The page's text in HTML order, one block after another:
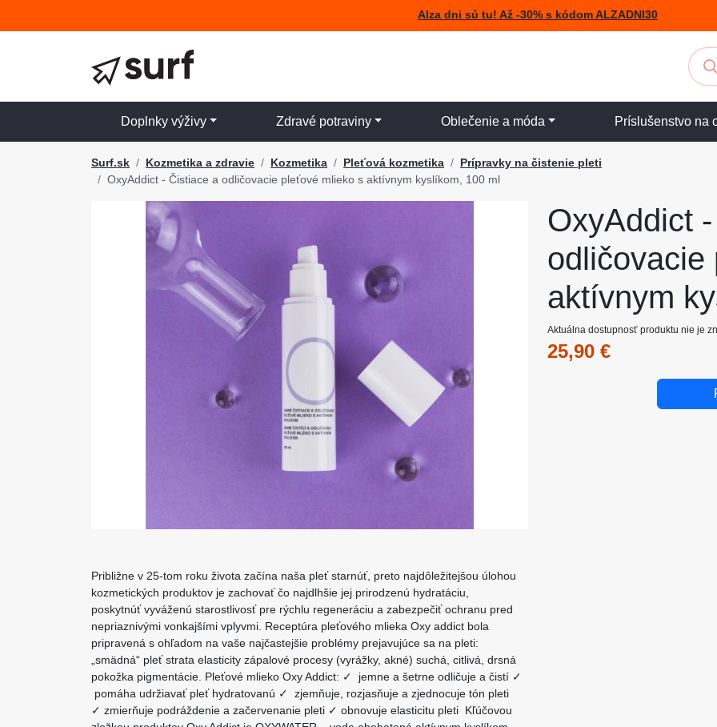
Alza dni sú tu! Až -30% s kódom ALZADNI30
Doplnky výživy Zdravé potraviny Oblečenie a móda Príslušenstvo na
Surf.sk Kozmetika a zdravie Kozmetika Pleťová kozmetika
Prípravky na čistenie pleti
OxyAddict - Čistiace a odličovacie pleťové mlieko s aktívnym kyslíkom, 100 ml
OxyAddict
odličovacie
aktívnym
Aktuálna dostupnosť produktu nie je
25,90 €
Približne v 25-tom roku života začína naša pleť starnúť, preto najdôležitejšou úlohou
kozmetických produktov je zachovať čo najdlhšie jej prirodzenú hydratáciu,
poskytnúť vyváženú starostlivosť pre rýchlu regeneráciu a zabezpečiť ochranu pred
nepriaznivými vonkajšími vplyvmi. Receptúra pleťového mlieka Oxy addict bola
pripravená s ohľadom na vaše najčastejšie problémy prejavujúce sa na pleti:
„smädná“ pleť strata elasticity zápalové procesy (vyrážky, akné) suchá, citlivá, drsná
pokožka pigmentácie. Pleťové mlieko Oxy Addict: ✓ jemne a šetrne odličuje a čistí ✓
pomáha udržiavať pleť hydratovanú ✓ zjemňuje, rozjasňuje a zjednocuje tón pleti
✓ zmierňuje podráždenie a začervenanie pleti ✓ obnovuje elasticitu pleti Kľúčovou